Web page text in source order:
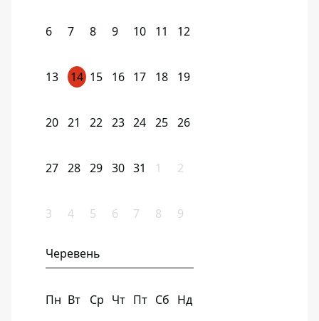
6 7 8 9 10 11 12
13 14 15 16 17 18 19
20 21 22 23 24 25 26
27 28 29 30 31 1 2
3 4 5 6 7 8 9
Черевень
Пн Вт Ср Чт Пт Сб Нд